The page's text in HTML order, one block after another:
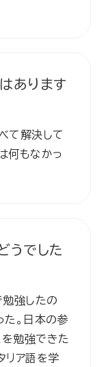
あります
て解決して
何もなかっ
うでした
勉強したの
た。日本の参
勉強できた
リア語を学